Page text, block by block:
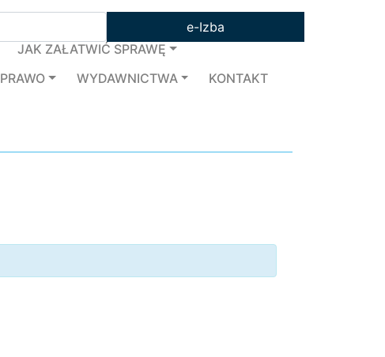
e-Izba
JAK ZAŁATWIĆ SPRAWĘ
PRAWO WYDAWNICTWA KONTAKT